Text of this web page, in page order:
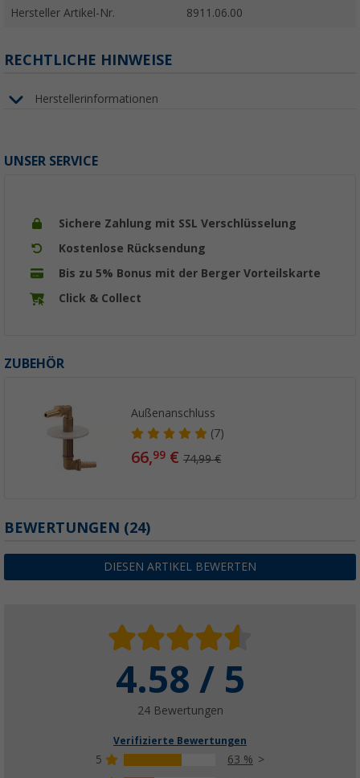
Hersteller Artikel-Nr. 8911.06.00
RECHTLICHE HINWEISE
Herstellerinformationen
UNSER SERVICE
Sichere Zahlung mit SSL Verschlüsselung
Kostenlose Rücksendung
Bis zu 5% Bonus mit der Berger Vorteilskarte
Click & Collect
ZUBEHÖR
Außenanschluss
(7)
66,99 €74,99 €
BEWERTUNGEN (24)
DIESEN ARTIKEL BEWERTEN
4.58 / 5
24 Bewertungen
Verifizierte Bewertungen
5
63 %